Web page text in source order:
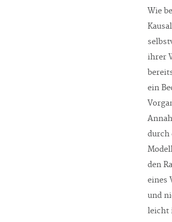
Wie
ihrer
ein
durch
den
eines
und
leicht